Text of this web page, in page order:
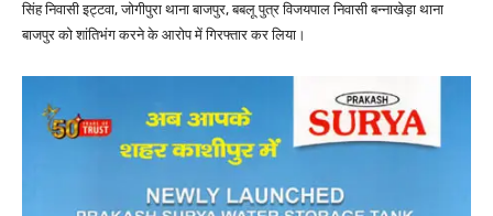
सिंह निवासी इट्टवा, जोगीपुरा थाना बाजपुर, बबलू पुत्र विजयपाल निवासी बन्नाखेड़ा थाना
बाजपुर को शांतिभंग करने के आरोप में गिरफ्तार कर लिया।